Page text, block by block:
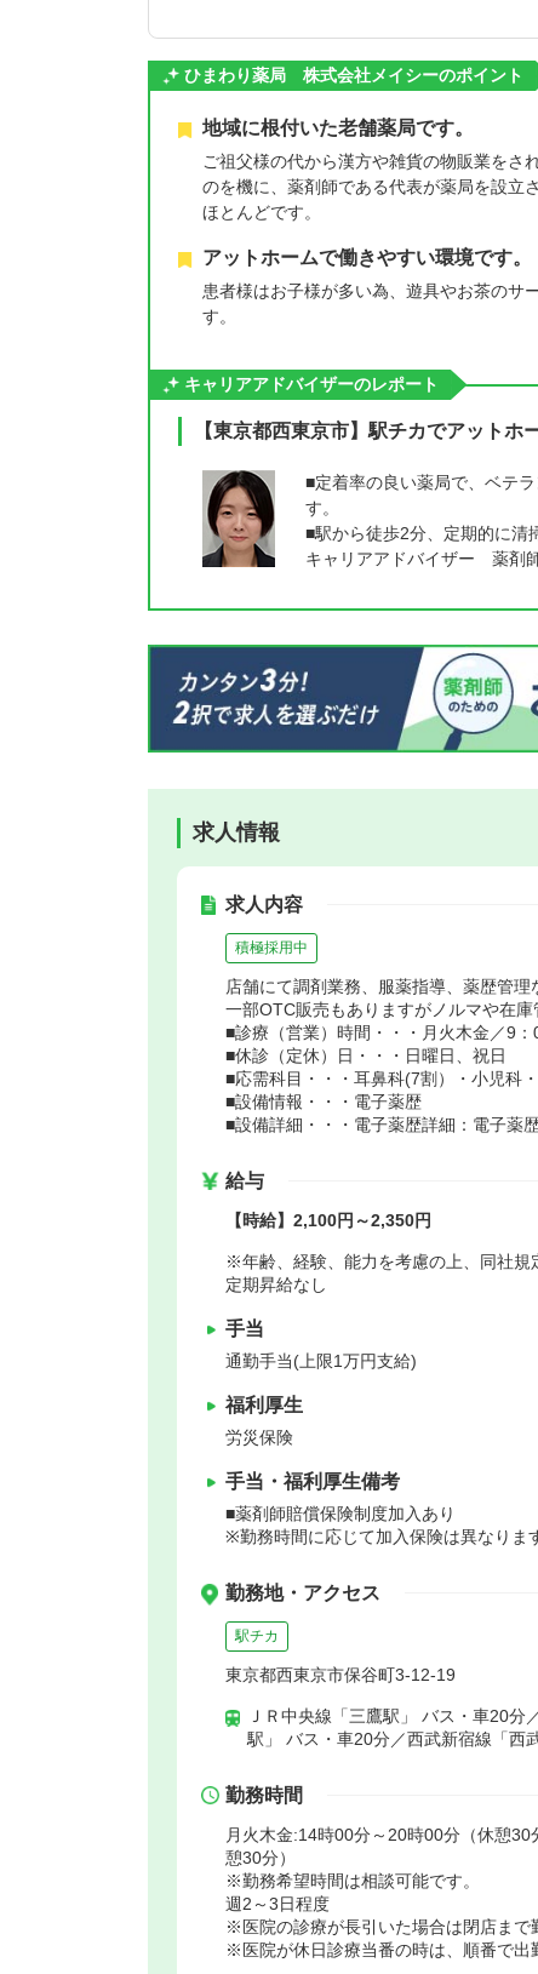
ひまわり薬局 株式会社メイシーのポイント
地域に根付いた老舗薬局です。
ご祖父様の代から漢方や雑貨の物販業をさ
のを機に、薬剤師である代表が薬局を設立
ほとんどです。
アットホームで働きやすい環境です。
患者様はお子様が多い為、遊具やお茶のサ
す。
キャリアアドバイザーのレポート
【東京都西東京市】駅チカでアットホ
■定着率の良い薬局で、ベテ
す。
■駅から徒歩2分、定期的に清
キャリアアドバイザー 薬剤
求人情報
求人内容
積極採用中
店舗にて調剤業務、服薬指導、薬歴管理
一部OTC販売もありますがノルマや在庫
■診療（営業）時間・・・月火木金／9
■休診（定休）日・・・日曜日、祝日
■応需科目・・・耳鼻科(7割）・小児科
■設備情報・・・電子薬歴
■設備詳細・・・電子薬歴詳細：電子薬
給与
【時給】2,100円～2,350円
※年齢、経験、能力を考慮の上、同社規
定期昇給なし
手当
通勤手当(上限1万円支給)
福利厚生
労災保険
手当・福利厚生備考
■薬剤師賠償保険制度加入あり
※勤務時間に応じて加入保険は異なりま
勤務地・アクセス
駅チカ
東京都西東京市保谷町3-12-19
ＪＲ中央線「三鷹駅」 バス・車20分
駅」 バス・車20分／西武新宿線「西
勤務時間
月火木金:14時00分～20時00分（休憩
憩30分）
※勤務希望時間は相談可能です。
週2～3日程度
※医院の診療が長引いた場合は閉店まで
※医院が休日診療当番の時は、順番で出